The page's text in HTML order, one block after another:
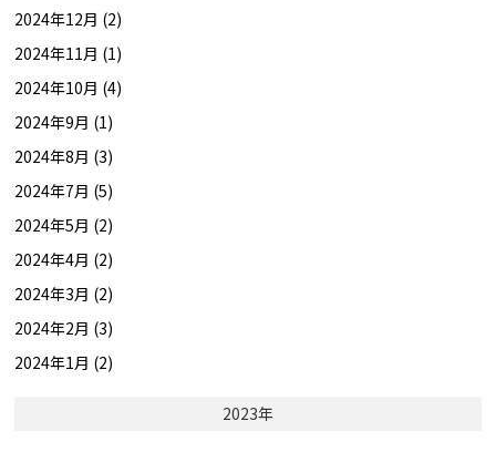
2024年12月 (2)
2024年11月 (1)
2024年10月 (4)
2024年9月 (1)
2024年8月 (3)
2024年7月 (5)
2024年5月 (2)
2024年4月 (2)
2024年3月 (2)
2024年2月 (3)
2024年1月 (2)
2023年